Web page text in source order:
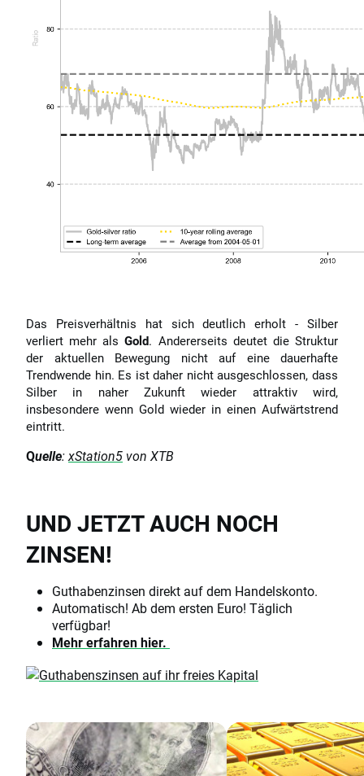
Das Preisverhältnis hat sich deutlich erholt - Silber
verliert mehr alsGold. Andererseits deutet die Struktur
der aktuellen Bewegung nicht auf eine dauerhafte
Trendwende hin. Es ist daher nicht ausgeschlossen, dass
Silber in naher Zukunft wieder attraktiv wird,
insbesondere wenn Gold wieder in einen Aufwärtstrend
eintritt.
Quelle:xStation5 von XTB
UND JETZT AUCH NOCH
ZINSEN!
Guthabenzinsen direkt auf dem Handelskonto.
Automatisch! Ab dem ersten Euro! Täglich
verfügbar!
Mehr erfahren hier.